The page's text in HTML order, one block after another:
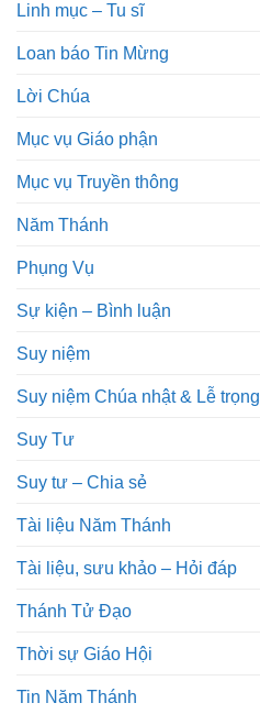
Linh mục – Tu sĩ
Loan báo Tin Mừng
Lời Chúa
Mục vụ Giáo phận
Mục vụ Truyền thông
Năm Thánh
Phụng Vụ
Sự kiện – Bình luận
Suy niệm
Suy niệm Chúa nhật & Lễ trọng
Suy Tư
Suy tư – Chia sẻ
Tài liệu Năm Thánh
Tài liệu, sưu khảo – Hỏi đáp
Thánh Tử Đạo
Thời sự Giáo Hội
Tin Năm Thánh